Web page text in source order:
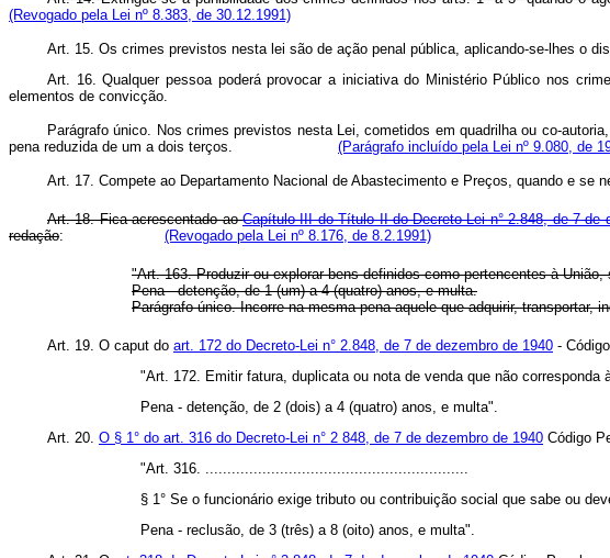
(Revogado pela Lei nº 8.383, de 30.12.1991)
Art. 15. Os crimes previstos nesta lei são de ação penal pública, aplicando-se-lhes o
Art. 16. Qualquer pessoa poderá provocar a iniciativa do Ministério Público nos
elementos de convicção.
Parágrafo único. Nos crimes previstos nesta Lei, cometidos em quadrilha ou co-
pena reduzida de um a dois terços. (Parágrafo incluído pela Lei nº 9.080, de
Art. 17. Compete ao Departamento Nacional de Abastecimento e Preços, quando e
Art. 18. Fica acrescentado aoCapítulo III do Título II do Decreto-Lei n° 2.848, de 7 de
redação: (Revogado pela Lei nº 8.176, de 8.2.1991)
"Art. 163. Produzir ou explorar bens definidos como pertencentes à
Pena - detenção, de 1 (um) a 4 (quatro) anos, e multa.
Parágrafo único. Incorre na mesma pena aquele que adquirir,
Art. 19. O caput do art. 172 do Decreto-Lei n° 2.848, de 7 de dezembro de 1940 -
"Art. 172. Emitir fatura, duplicata ou nota de venda que não
Pena - detenção, de 2 (dois) a 4 (quatro) anos, e multa".
Art. 20. O § 1° do art. 316 do Decreto-Lei n° 2 848, de 7 de dezembro de 1940 Código
"Art. 316. ............................................................
§ 1° Se o funcionário exige tributo ou contribuição social que sabe ou
Pena - reclusão, de 3 (três) a 8 (oito) anos, e multa".